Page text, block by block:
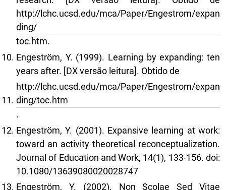
http://lchc.ucsd.edu/mca/Paper/Engestrom/expan
ding/
toc.htm.
Engeström, Y. (1999). Learning by expanding: ten
years after. [DX versão leitura]. Obtido de
http://lchc.ucsd.edu/mca/Paper/Engestrom/expan
ding/toc.htm
.
Engeström, Y. (2001). Expansive learning at work:
toward an activity theoretical reconceptualization.
Journal of Education and Work, 14(1), 133-156. doi:
10.1080/13639080020028747
Engeström, Y. (2002). Non Scolae Sed Vitae